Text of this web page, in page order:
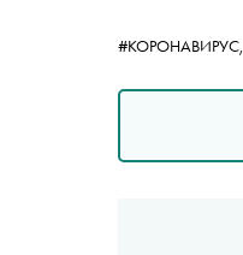
#КОРОНАВИРУС,